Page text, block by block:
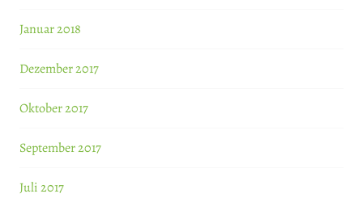
Januar 2018
Dezember 2017
Oktober 2017
September 2017
Juli 2017